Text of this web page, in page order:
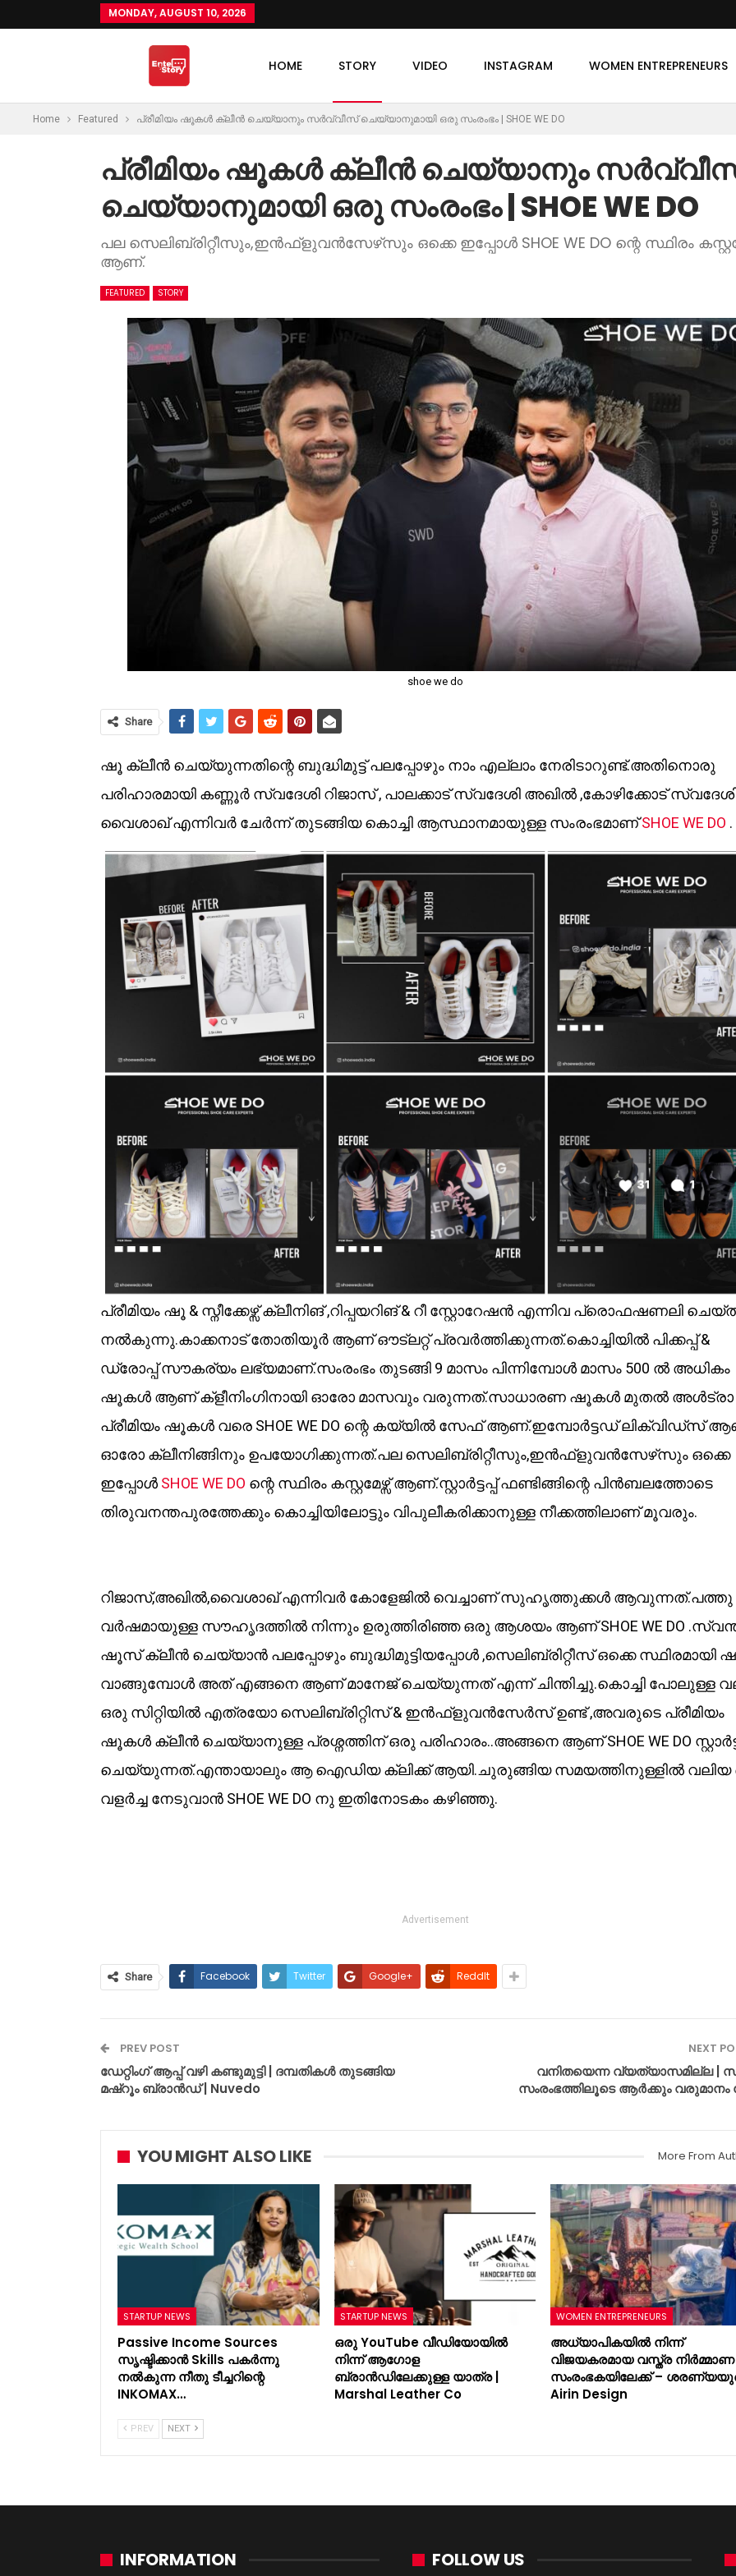
MONDAY, AUGUST 10, 2026
HOME STORY VIDEO INSTAGRAM WOMEN ENTREPRENEURS
Home Featured പ്രീമിയം ഷൂകൾ ക്ലീൻ ചെയ്യാനും സർവ്വീസ് ചെയ്യാനുമായി ഒരു സംരംഭം | SHOE WE DO
പ്രീമിയം ഷൂകൾ ക്ലീൻ ചെയ്യാനും
ചെയ്യാനുമായി ഒരു സംരംഭം | SHOE WE DO
പല സെലിബ്രിറ്റീസും,ഇൻഫ്‌ളുവൻസേഴ്‌സും ഒക്കെ ഇപ്പോൾ SHOE WE DO ന്റെ സ്ഥിരം
ആണ്.
FEATURED STORY
shoe we do
Share
ഷൂ ക്ലീൻ ചെയ്യുന്നതിന്റെ ബുദ്ധിമുട്ട് പലപ്പോഴും നാം എല്ലാം നേരിടാറുണ്ട്.അതിനൊരു
പരിഹാരമായി കണ്ണൂർ സ്വദേശി റിജാസ് , പാലക്കാട് സ്വദേശി അഖിൽ ,കോഴിക്കോട്
വൈശാഖ് എന്നിവർ ചേർന്ന് തുടങ്ങിയ കൊച്ചി ആസ്ഥാനമായുള്ള സംരംഭമാണ്SHOE WE DO .
പ്രീമിയം ഷൂ & സ്നീക്കേഴ്സ് ക്ലീനിങ് ,റിപ്പയറിങ് & റീ സ്റ്റോറേഷൻ എന്നിവ പ്രൊഫഷണലി
നൽകുന്നു.കാക്കനാട് തോതിയൂർ ആണ് ഔട്ലറ്റ് പ്രവർത്തിക്കുന്നത്.കൊച്ചിയിൽ പിക്കപ്പ് &
ഡ്രോപ്പ് സൗകര്യം ലഭ്യമാണ്.സംരംഭം തുടങ്ങി 9 മാസം പിന്നിമ്പോൾ മാസം 500 ൽ അധികം
ഷൂകൾ ആണ് ക്‌ളീനിംഗിനായി ഓരോ മാസവും വരുന്നത്.സാധാരണ ഷൂകൾ മുതൽ അൾട്രാ
പ്രീമിയം ഷൂകൾ വരെ SHOE WE DO ന്റെ കയ്യിൽ സേഫ് ആണ്.ഇമ്പോർട്ടഡ് ലിക്വിഡ്‌സ്
ഓരോ ക്ലീനിങ്ങിനും ഉപയോഗിക്കുന്നത്.പല സെലിബ്രിറ്റീസും,ഇൻഫ്‌ളുവൻസേഴ്‌സും ഒക്കെ
ഇപ്പോൾ SHOE WE DO ന്റെ സ്ഥിരം കസ്റ്റമേഴ്സ് ആണ്.സ്റ്റാർട്ടപ്പ് ഫണ്ടിങ്ങിന്റെ പിൻബലത്തോടെ
തിരുവനന്തപുരത്തേക്കും കൊച്ചിയിലോട്ടും വിപുലീകരിക്കാനുള്ള നീക്കത്തിലാണ് മൂവരും.
റിജാസ്,അഖിൽ,വൈശാഖ് എന്നിവർ കോളേജിൽ വെച്ചാണ് സുഹൃത്തുക്കൾ ആവുന്നത്.പത്തു
വർഷമായുള്ള സൗഹൃദത്തിൽ നിന്നും ഉരുത്തിരിഞ്ഞ ഒരു ആശയം ആണ് SHOE WE DO
ഷൂസ് ക്ലീൻ ചെയ്യാൻ പലപ്പോഴും ബുദ്ധിമുട്ടിയപ്പോൾ ,സെലിബ്രിറ്റീസ് ഒക്കെ
വാങ്ങുമ്പോൾ അത് എങ്ങനെ ആണ് മാനേജ് ചെയ്യുന്നത് എന്ന് ചിന്തിച്ചു.കൊച്ചി പോലുള്ള
ഒരു സിറ്റിയിൽ എത്രയോ സെലിബ്രിറ്റിസ് & ഇൻഫ്ളുവൻസേർസ് ഉണ്ട് ,അവരുടെ പ്രീമിയം
ഷൂകൾ ക്ലീൻ ചെയ്യാനുള്ള പ്രശ്നത്തിന് ഒരു പരിഹാരം..അങ്ങനെ ആണ് SHOE WE DO
ചെയ്യുന്നത്.എന്തായാലും ആ ഐഡിയ ക്ലിക്ക് ആയി.ചുരുങ്ങിയ സമയത്തിനുള്ളിൽ വലിയ
വളർച്ച നേടുവാൻ SHOE WE DO നു ഇതിനോടകം കഴിഞ്ഞു.
Advertisement
Share Facebook Twitter Google+ ReddIt
PREV POST
ഡേറ്റിംഗ് ആപ്പ് വഴി കണ്ടുമുട്ടി | ദമ്പതികൾ തുടങ്ങിയ
മഷ്‌റൂം ബ്രാൻഡ് | Nuvedo
NEXT
വനിതയെന്ന വ്യത്യാസമില്ല |
സംരംഭത്തിലൂടെ ആർക്കും വരുമാനം
YOU MIGHT ALSO LIKE More From
STARTUP NEWS
Passive Income Sources
സൃഷ്ടിക്കാൻ Skills പകർന്നു
നൽകുന്ന നീതു ടീച്ചറിന്റെ
INKOMAX…
STARTUP NEWS
ഒരു YouTube വീഡിയോയിൽ
നിന്ന് ആഗോള
ബ്രാൻഡിലേക്കുള്ള യാത്ര |
Marshal Leather Co
WOMEN ENTREPRENEURS
അധ്യാപികയിൽ നിന്ന്
വിജയകരമായ വസ്ത്ര നിർമ്മാണ
സംരംഭകയിലേക്ക് –
Airin Design
PREV NEXT
INFORMATION FOLLOW US